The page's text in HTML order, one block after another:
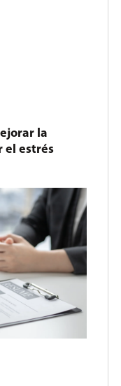
la
el estrés